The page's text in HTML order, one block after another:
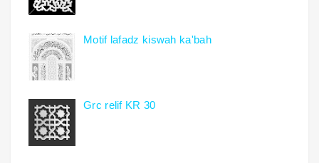
Motif lafadz kiswah ka'bah
Grc relif KR 30